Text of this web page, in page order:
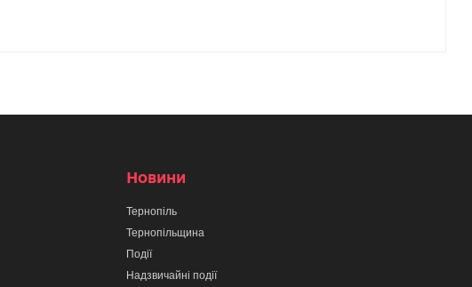
Новини
Тернопіль
Тернопільщина
Події
Надзвичайні події